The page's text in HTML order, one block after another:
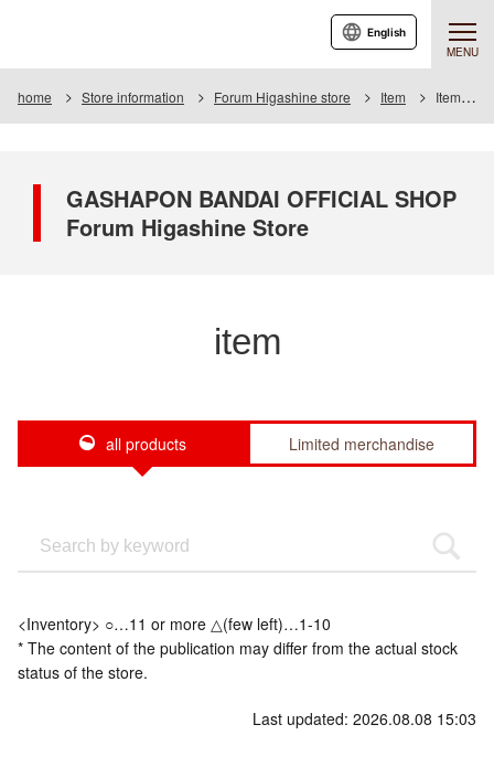
MENU
English
home Store information Forum Higashine store Item Item List
GASHAPON BANDAI OFFICIAL SHOP
Forum Higashine Store
item
all products Limited merchandise
<Inventory> ○…11 or more △(few left)…1-10
* The content of the publication may differ from the actual stock
status of the store.
Last updated: 2026.08.08 15:03